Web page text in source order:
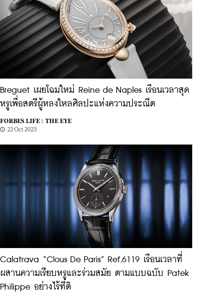
Breguet เผยโฉมใหม่ Reine de Naples เรือนเวลาสุด
หรูเพื่อสตรีผู้หลงใหลศิลปะแห่งความประณีต
FORBES LIFE |
THE EYE
22 Oct 2023
Calatrava “Clous De Paris” Ref.6119 เรือนเวลาที่
ผสานความเรียบหรูและร่วมสมัย ตามแบบฉบับ Patek
Philippe อย่างไร้ที่ติ